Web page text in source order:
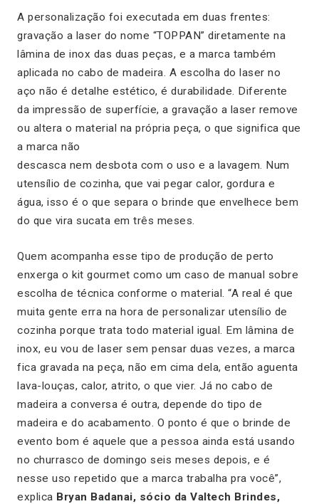
A personalização foi executada em duas frentes:
gravação a laser do nome “TOPPAN” diretamente na
lâmina de inox das duas peças, e a marca também
aplicada no cabo de madeira. A escolha do laser no
aço não é detalhe estético, é durabilidade. Diferente
da impressão de superfície, a gravação a laser remove
ou altera o material na própria peça, o que significa que
a marca não
descasca nem desbota com o uso e a lavagem. Num
utensílio de cozinha, que vai pegar calor, gordura e
água, isso é o que separa o brinde que envelhece bem
do que vira sucata em três meses.
Quem acompanha esse tipo de produção de perto
enxerga o kit gourmet como um caso de manual sobre
escolha de técnica conforme o material. “A real é que
muita gente erra na hora de personalizar utensílio de
cozinha porque trata todo material igual. Em lâmina de
inox, eu vou de laser sem pensar duas vezes, a marca
fica gravada na peça, não em cima dela, então aguenta
lava-louças, calor, atrito, o que vier. Já no cabo de
madeira a conversa é outra, depende do tipo de
madeira e do acabamento. O ponto é que o brinde de
evento bom é aquele que a pessoa ainda está usando
no churrasco de domingo seis meses depois, e é
nesse uso repetido que a marca trabalha pra você”,
explica Bryan Badanai, sócio da Valtech Brindes,